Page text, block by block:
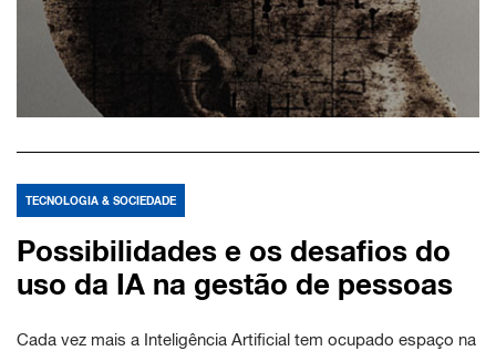
TECNOLOGIA & SOCIEDADE
Possibilidades e os desafios do
uso da IA na gestão de pessoas
Cada vez mais a Inteligência Artificial tem ocupado espaço na